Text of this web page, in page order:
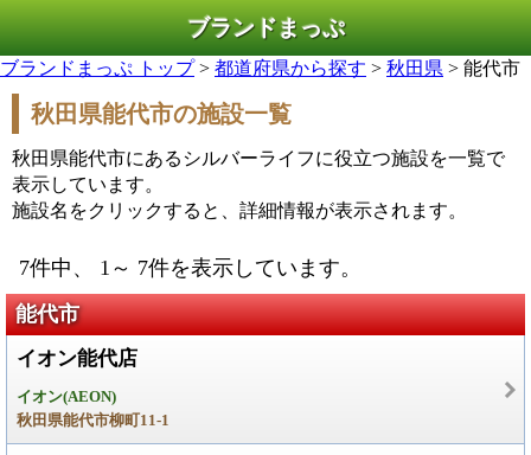
ブランドまっぷ
ブランドまっぷ トップ> 都道府県から探す > 秋田県 > 能代市
秋田県能代市の施設一覧
秋田県能代市にあるシルバーライフに役立つ施設を一覧で
表示しています。
施設名をクリックすると、詳細情報が表示されます。
7件中、 1～ 7件を表示しています。
能代市
イオン能代店
イオン(AEON)
秋田県能代市柳町11-1